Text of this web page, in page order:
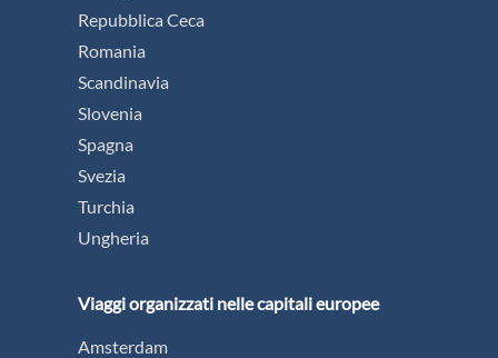
Repubblica Ceca
Romania
Scandinavia
Slovenia
Spagna
Svezia
Turchia
Ungheria
Viaggi organizzati nelle capitali europee
Amsterdam